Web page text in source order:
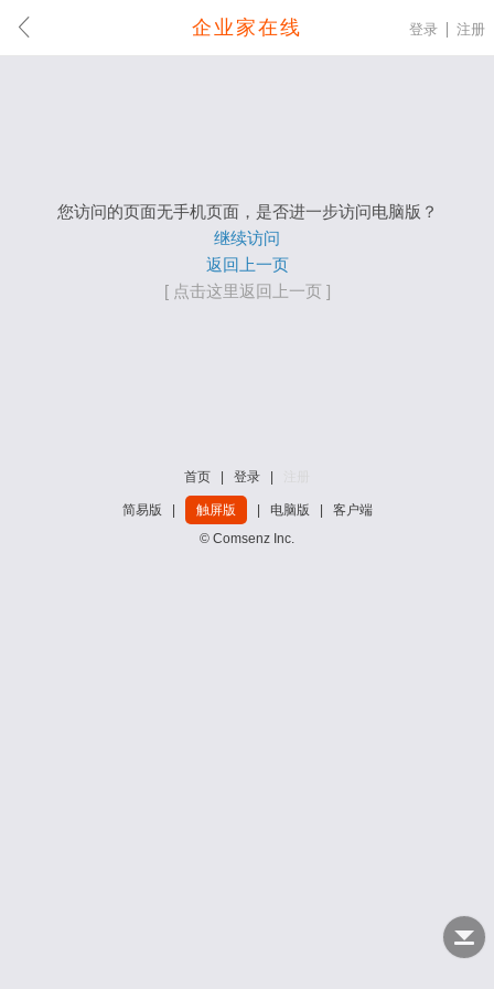
企业家在线 登录 注册
您访问的页面无手机页面，是否进一步访问电脑版？
继续访问
返回上一页
[ 点击这里返回上一页 ]
首页 登录
简易版 触屏版 电脑版
客户端
© Comsenz Inc.